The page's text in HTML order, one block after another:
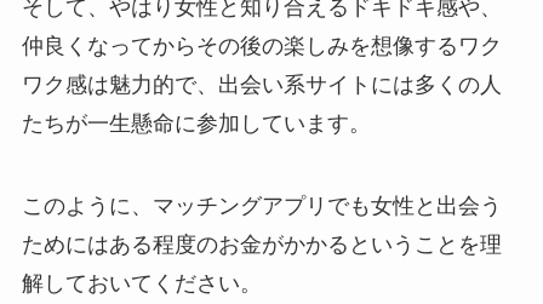
そして、やはり女性と知り合えるドキドキ感や、
仲良くなってからその後の楽しみを想像するワク
ワク感は魅力的で、出会い系サイトには多くの人
たちが一生懸命に参加しています。
このように、マッチングアプリでも女性と出会う
ためにはある程度のお金がかかるということを理
解しておいてください。